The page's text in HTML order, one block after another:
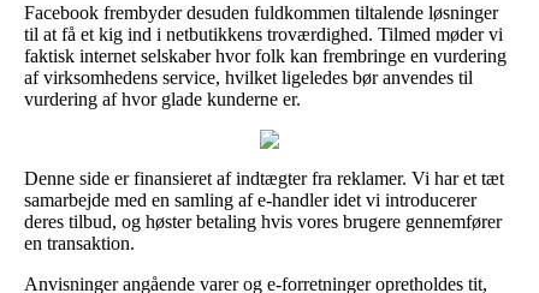
Facebook frembyder desuden fuldkommen tiltalende løsninger
til at få et kig ind i netbutikkens troværdighed. Tilmed møder vi
faktisk internet selskaber hvor folk kan frembringe en vurdering
af virksomhedens service, hvilket ligeledes bør anvendes til
vurdering af hvor glade kunderne er.
Denne side er finansieret af indtægter fra reklamer. Vi har et tæt
samarbejde med en samling af e-handler idet vi introducerer
deres tilbud, og høster betaling hvis vores brugere gennemfører
en transaktion.
Anvisninger angående varer og e-forretninger opretholdes tit,